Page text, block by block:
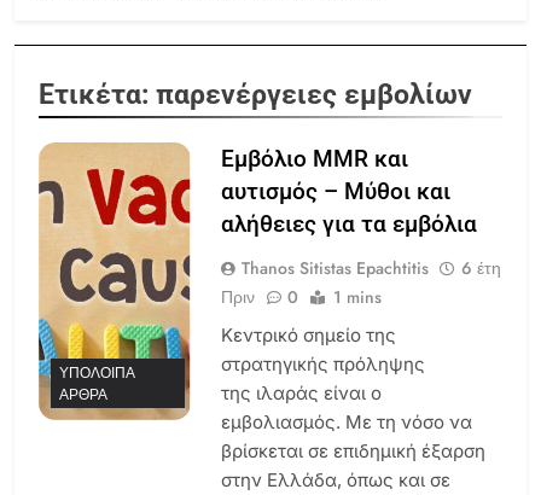
Ετικέτα: παρενέργειες εμβολίων
ΥΠΌΛΟΙΠΑ
ΆΡΘΡΑ
Εμβόλιο MMR και
αυτισμός – Μύθοι και
αλήθειες για τα εμβόλια
Thanos Sitistas Epachtitis
6 έτη
Πριν
0 1 mins
Κεντρικό σημείο της
στρατηγικής πρόληψης
της ιλαράς είναι ο
εμβολιασμός. Με τη νόσο να
βρίσκεται σε επιδημική έξαρση
στην Ελλάδα, όπως και σε